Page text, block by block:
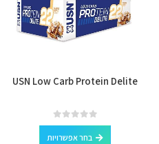
USN Low Carb Protein Delite
0
out of 5
בחר אפשרויות
למוצר זה יש מספר סוגים. ניתן לבחור את האפשרויות בעמוד המוצר